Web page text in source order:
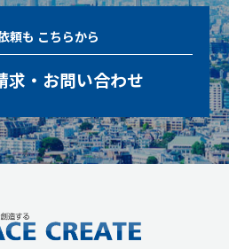
頼も こちらから
求・お問い合わせ